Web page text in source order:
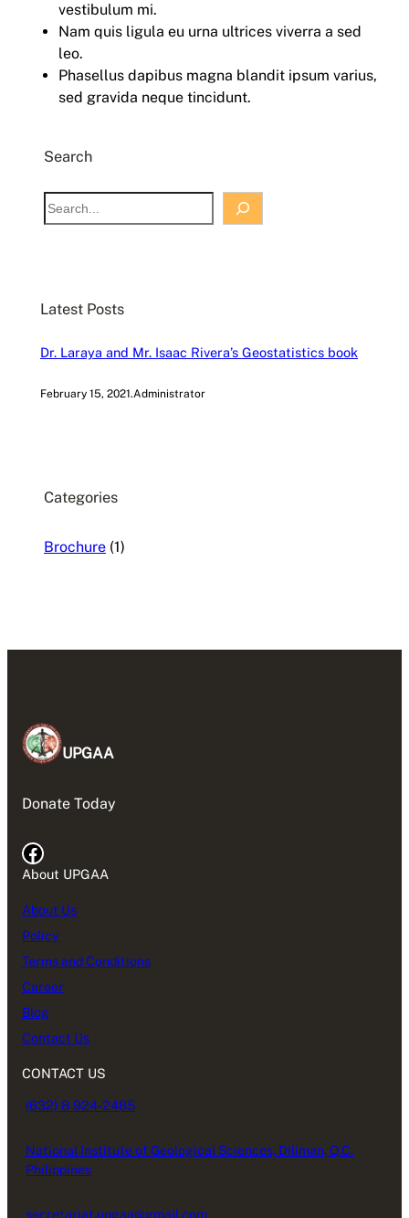
vestibulum mi.
Nam quis ligula eu urna ultrices viverra a sed
leo.
Phasellus dapibus magna blandit ipsum varius,
sed gravida neque tincidunt.
Search
S
e
h
Latest Posts
Dr. Laraya and Mr. Isaac Rivera’s Geostatistics book
February 15, 2021.Administrator
Categories
Brochure (1)
UPGAA
Donate Today
Facebook
About UPGAA
About Us
Policy
Terms and Conditions
Career
Blog
Contact Us
CONTACT US
(632) 8 924-2485
National Institute of Geological Sciences, Diliman, Q.C.
Philippines
secretariat.upgaa@gmail.com